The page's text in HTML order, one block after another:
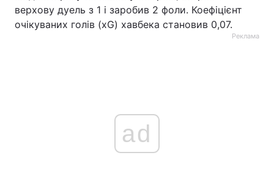
верхову дуель з 1 і заробив 2 фоли. Коефіцієнт
очікуваних голів (xG) хавбека становив 0,07.
Реклама
ad